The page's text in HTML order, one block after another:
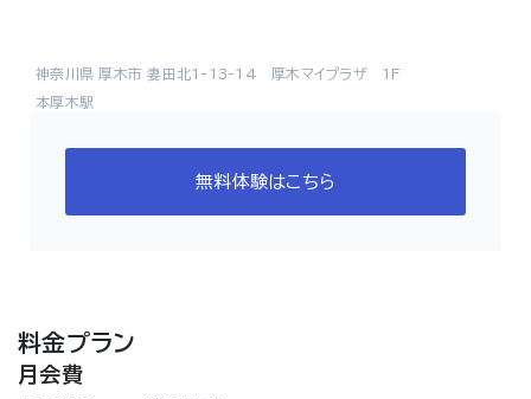
神奈川県 厚木市 妻田北1-13-14 厚木マイプラザ 1F
本厚木駅
無料体験はこちら
料金プラン
月会費